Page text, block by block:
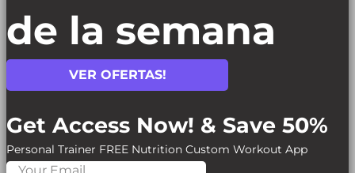
de la semana
VER OFERTAS!
Get Access Now! & Save 50%
Personal Trainer FREE Nutrition Custom Workout App